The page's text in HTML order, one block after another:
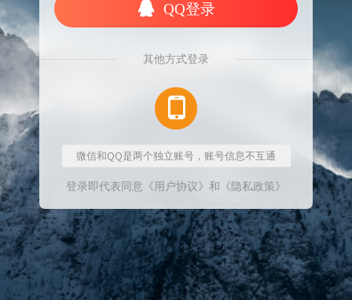
QQ登录
其他方式登录
微信和QQ是两个独立账号，账号信息不互通
登录即代表同意 《用户协议》 和 《隐私政策》